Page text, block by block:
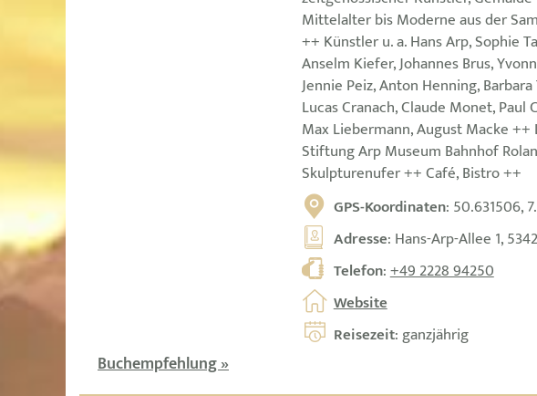
Mittelalter bis Moderne aus der
++ Künstler u. a. Hans Arp, Sophie
Anselm Kiefer, Johannes Brus,
Jennie Peiz, Anton Henning,
Lucas Cranach, Claude Monet, Paul
Max Liebermann, August Macke ++
Stiftung Arp Museum Bahnhof
Skulpturenufer ++ Café, Bistro ++
GPS-Koordinaten: 50.631506,
Adresse: Hans-Arp-Allee 1,
Telefon:+49 2228 94250
Website
Reisezeit: ganzjährig
Buchempfehlung »